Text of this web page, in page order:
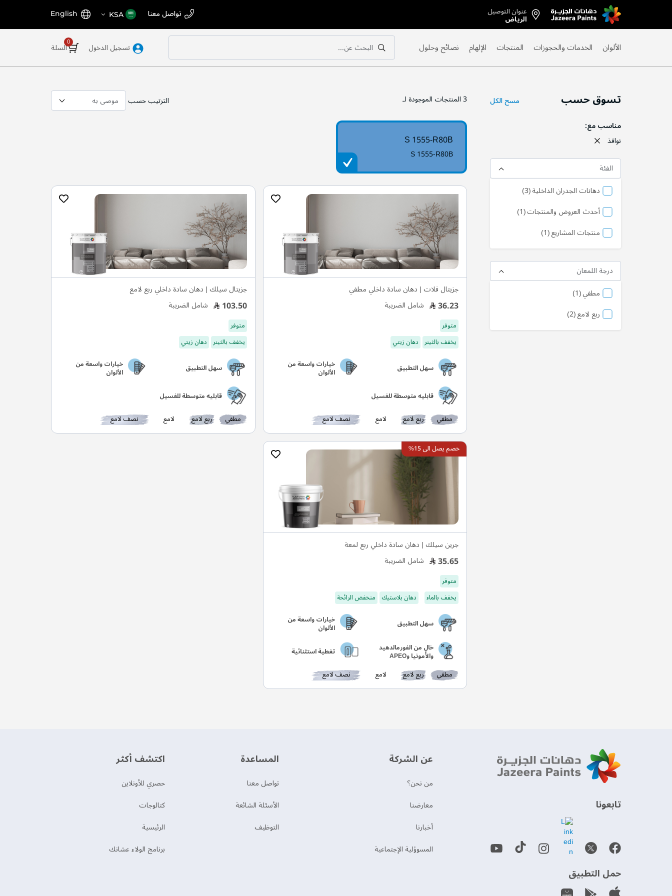
Skip
to
عنوان التوصيل
الرياض تواصل معنا اختر
المتجر
KSA اللغة English
السلة تسجيل الدخول
بحث
البحث عن...
بحث الألوان الخدمات والحجوزات المنتجات الإلهام نصائح وحلول
3المنتجات الموجودة لـ الترتيب حسب
S 1555-R80B
S 1555-R80B
جزيتال فلات | دهان سادة داخلي مطفي
36.23 شامل الضريبة
متوفر
يخفف بالثينر دهان زيتي
سهل التطبيق خيارات واسعة من
الألوان
قابليه متوسطة للغسيل
مطفي ربع لامع لامع نصف لامع
جزيتال سيلك | دهان سادة داخلي ربع لامع
103.50 شامل الضريبة
متوفر
يخفف بالثينر دهان زيتي
سهل التطبيق خيارات واسعة من
الألوان
قابليه متوسطة للغسيل
مطفي ربع لامع لامع نصف لامع
خصم يصل الى 15%
جرين سيلك | دهان سادة داخلي ربع لمعة
35.65 شامل الضريبة
متوفر
يخفف بالماء
دهان بلاستيك منخفض الرائحة
سهل التطبيق خيارات واسعة من
الألوان
خالٍ من الفورمالدهيد
والأمونيا وAPEO تغطية استثنائية
مطفي ربع لامع لامع نصف لامع
تسوق حسب
مناسب مع
نوافذ
مسح الكل
الفئة
دهانات الجدران الداخلية 3منتج
أحدث العروض والمنتجات 1المنتج
منتجات المشاريع 1المنتج
درجة اللمعان
مطفي 1منتج
ربع لامع 2منتج
‫تابعونا‬
حمل التطبيق
عن الشركة
من نحن؟
‫معارضنا‬
‫أخبارنا‬
المسوؤلية الإجتماعية
‫المساعدة‬
تواصل معنا
الأسئلة الشائعة
التوظيف
اكتشف أكثر
حصري للأونلاين
‫كتالوجات‬
الرئيسية
برنامج الولاء عشانك